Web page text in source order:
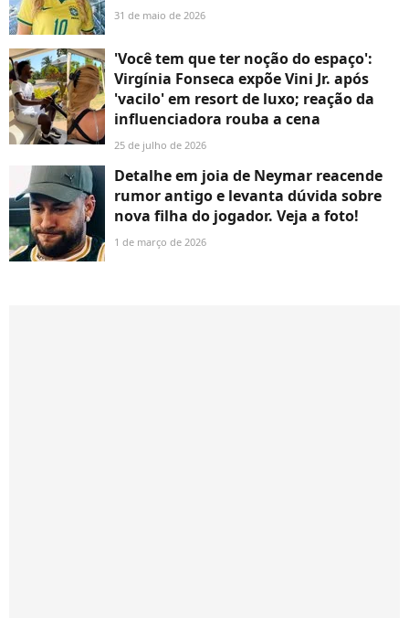
31 de maio de 2026
'Você tem que ter noção do espaço':
Virgínia Fonseca expõe Vini Jr. após
'vacilo' em resort de luxo; reação da
influenciadora rouba a cena
25 de julho de 2026
Detalhe em joia de Neymar reacende
rumor antigo e levanta dúvida sobre
nova filha do jogador. Veja a foto!
1 de março de 2026